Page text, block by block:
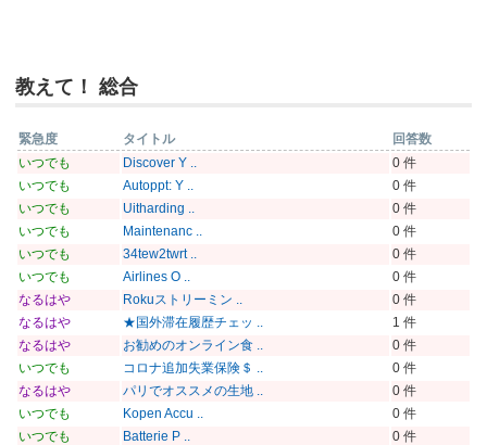
教えて！ 総合
緊急度 タイトル
回答数
いつでも
Discover Y ..
0 件
いつでも
Autoppt: Y ..
0 件
いつでも
Uitharding ..
0 件
いつでも
Maintenanc ..
0 件
いつでも
34tew2twrt ..
0 件
いつでも
Airlines O ..
0 件
なるはや
Rokuストリーミン ..
0 件
なるはや
★国外滞在履歴チェッ ..
1 件
なるはや
お勧めのオンライン食 ..
0 件
いつでも
コロナ追加失業保険＄ ..
0 件
なるはや
パリでオススメの生地 ..
0 件
いつでも
Kopen Accu ..
0 件
いつでも
Batterie P ..
0 件